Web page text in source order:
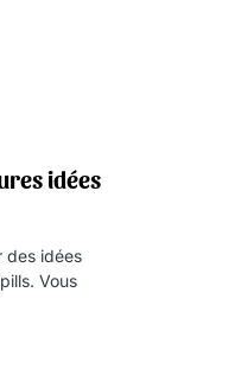
idées
des idées
Vous